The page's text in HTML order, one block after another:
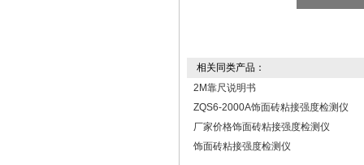
相关同类产品：
2M靠尺说明书
ZQS6-2000A饰面砖粘接强度检测仪
厂家价格饰面砖粘接强度检测仪
饰面砖粘接强度检测仪